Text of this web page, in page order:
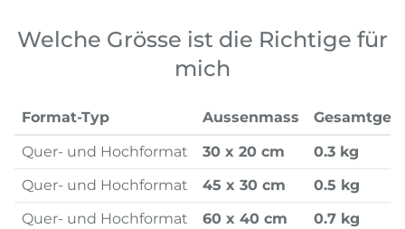
Welche Grösse ist die Richtige für
mich
Format-Typ Aussenmass
Quer- und Hochformat
30 x 20 cm
0.3 kg
Quer- und Hochformat
45 x 30 cm
0.5 kg
Quer- und Hochformat
60 x 40 cm
0.7 kg